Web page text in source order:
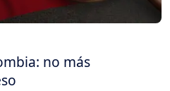
no más